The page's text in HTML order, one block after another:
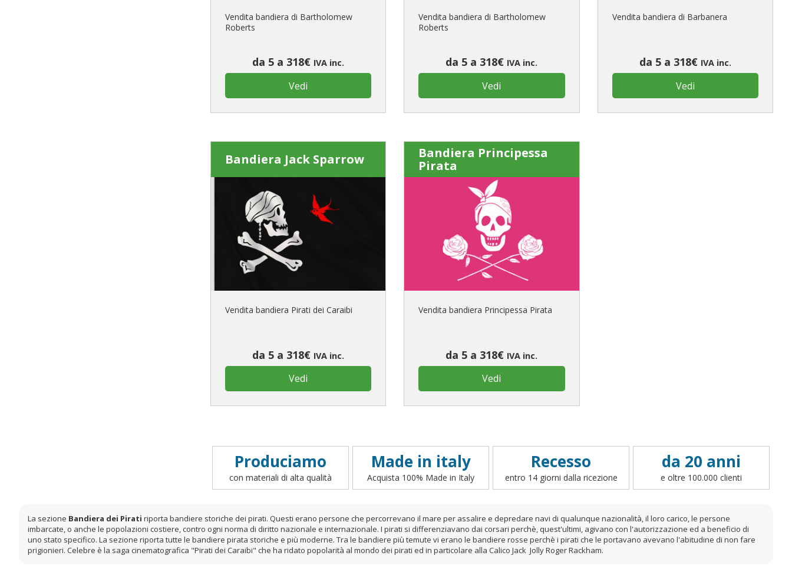
Vendita bandiera di Bartholomew
Roberts
da 5 a 318€ IVA inc.
Vedi
Vendita bandiera di Bartholomew
Roberts
da 5 a 318€ IVA inc.
Vedi
Vendita bandiera di Barbanera
da 5 a 318€ IVA inc.
Vedi
Bandiera Jack Sparrow
Vendita bandiera Pirati dei Caraibi
da 5 a 318€ IVA inc.
Vedi
Bandiera Principessa
Pirata
Vendita bandiera Principessa Pirata
da 5 a 318€ IVA inc.
Vedi
Produciamo
con materiali di alta qualità
Made in italy
Acquista 100% Made in Italy
Recesso
entro 14 giorni dalla ricezione
da 20 anni
e oltre 100.000 clienti
La sezione Bandiera dei Pirati riporta bandiere storiche dei pirati. Questi erano persone che percorrevano il mare per assalire e depredare navi di qualunque nazionalità, il loro carico, le persone
imbarcate, o anche le popolazioni costiere, contro ogni norma di diritto nazionale e internazionale. I pirati si differenziavano dai corsari perchè, quest'ultimi, agivano con l'autorizzazione ed a beneficio di
uno stato specifico. La sezione riporta tutte le bandiere pirata storiche e più moderne. Tra le bandiere più temute vi erano le bandiere rosse perchè i pirati che le portavano avevano l'abitudine di non fare
prigionieri. Celebre è la saga cinematografica "Pirati dei Caraibi" che ha ridato popolarità al mondo dei pirati ed in particolare alla Calico Jack Jolly Roger Rackham.